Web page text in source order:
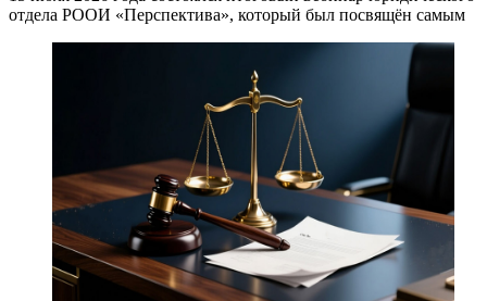
отдела РООИ «Перспектива», который был посвящён самым